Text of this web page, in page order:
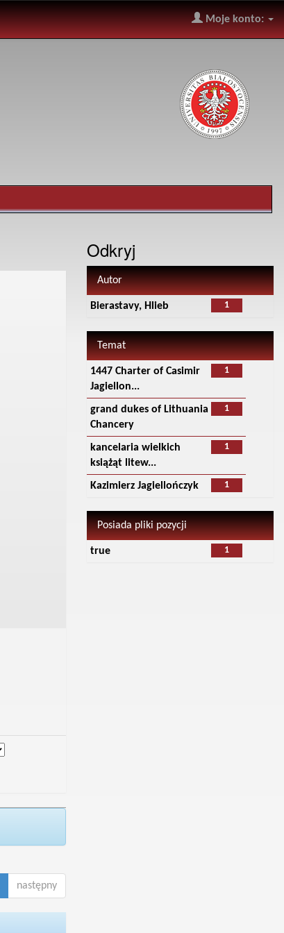
Moje konto:
następny
Odkryj
Autor
1
Bierastavy, Hlieb
Temat
1
1447 Charter of Casimir
Jagiellon...
1
grand dukes of Lithuania
Chancery
1
kancelaria wielkich
książąt litew...
1
Kazimierz Jagiellończyk
Posiada pliki pozycji
1
true